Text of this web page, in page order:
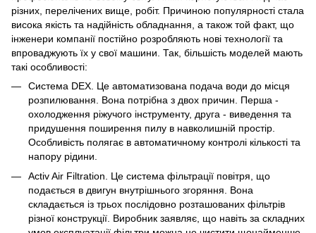
різних, перелічених вище, робіт. Причиною популярності стала
висока якість та надійність обладнання, а також той факт, що
інженери компанії постійно розробляють нові технології та
впроваджують їх у свої машини. Так, більшість моделей мають
такі особливості:
Система DEX. Це автоматизована подача води до місця
розпилювання. Вона потрібна з двох причин. Перша -
охолодження ріжучого інструменту, друга - виведення та
придушення поширення пилу в навколишній простір.
Особливість полягає в автоматичному контролі кількості та
напору рідини.
Activ Air Filtration. Це система фільтрації повітря, що
подається в двигун внутрішнього згоряння. Вона
складається із трьох послідовно розташованих фільтрів
різної конструкції. Виробник заявляє, що навіть за складних